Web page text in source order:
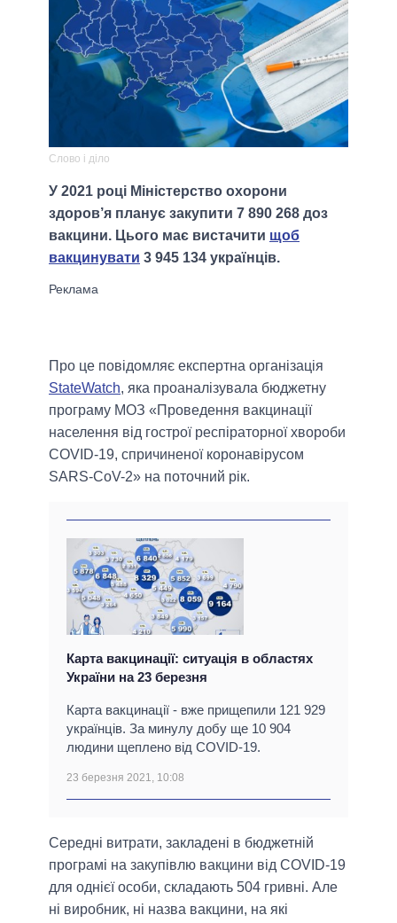
Слово і діло
У 2021 році Міністерство охорони
здоров’я планує закупити 7 890 268 доз
вакцини. Цього має вистачити щоб
вакцинувати 3 945 134 українців.
Про це повідомляє експертна організація
StateWatch, яка проаналізувала бюджетну
програму МОЗ «Проведення вакцинації
населення від гострої респіраторної хвороби
COVID-19, спричиненої коронавірусом
SARS-CoV-2» на поточний рік.
Карта вакцинації: ситуація в областях
України на 23 березня
Карта вакцинації - вже прищепили 121 929
українців. За минулу добу ще 10 904
людини щеплено від COVID-19.
23 березня 2021, 10:08
Середні витрати, закладені в бюджетній
програмі на закупівлю вакцини від COVID-19
для однієї особи, складають 504 гривні. Але
ні виробник, ні назва вакцини, на які